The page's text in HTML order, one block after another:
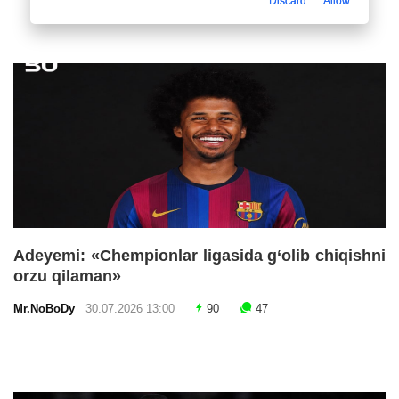
Adeyemi: «Chempionlar ligasida g‘olib chiqishni
orzu qilaman»
Mr.NoBoDy 30.07.2026 13:00 90 47